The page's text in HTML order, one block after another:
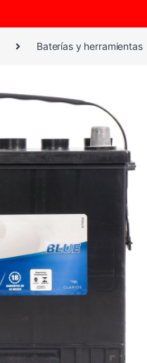
Baterías y herramientas